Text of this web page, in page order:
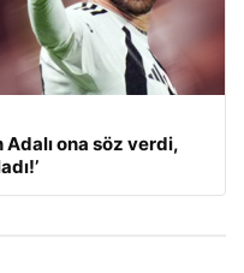
Adalı ona söz verdi,